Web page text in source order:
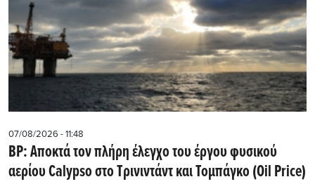
07/08/2026 - 11:48
BP: Αποκτά τον πλήρη έλεγχο του έργου φυσικού
αερίου Calypso στο Τρινιντάντ και Τομπάγκο (Oil Price)